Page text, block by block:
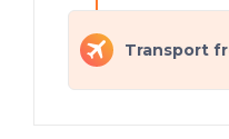
Transport